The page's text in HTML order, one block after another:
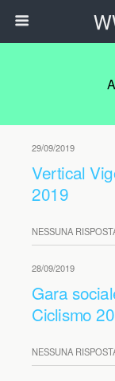
29/09/2019
Vertical
2019
NESSUNA
28/09/2019
Gara
Ciclismo
NESSUNA